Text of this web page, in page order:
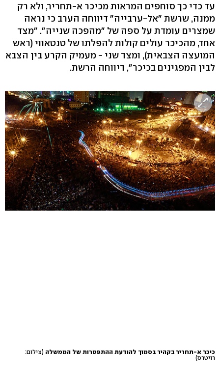
עד כדי כך סוחפים המראות מכיכר א-תחריר, ולא רק
ממנה, שרשת "אל-ערבייה" דיווחה הערב כי נראה
שמצרים עומדת על ספה של "מהפכה שנייה". "מצד
אחד, מהכיכר עולים קולות להפלתו של טנטאווי (ראש
המועצה הצבאית), ומצד שני - מעמיק הקרע בין הצבא
לבין המפגינים בכיכר", דיווחה הרשת.
כיכר א-תחריר בקהיר בסמוך להודעת ההתפטרות של הממשלה (צילום:
רויטרס)